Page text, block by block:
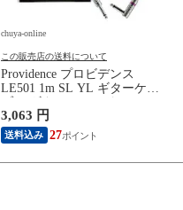
chuya-online
この販売店の送料について
Providence プロビデンス
LE501 1m SL YL ギターケー
ブル ギターシールド
3,063 円
送料込み 27